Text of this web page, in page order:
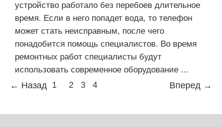
устройство работало без перебоев длительное
время. Если в него попадет вода, то телефон
может стать неисправным, после чего
понадобится помощь специалистов. Во время
ремонтных работ специалисты будут
использовать современное оборудование ...
Вперед →
← Назад 1 2 3 4